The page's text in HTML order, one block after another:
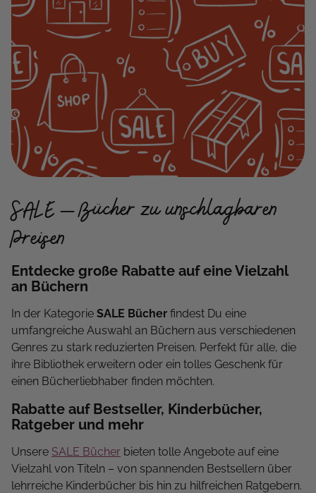
SALE – Bücher zu unschlagbaren
Preisen
Entdecke große Rabatte auf eine Vielzahl
an Büchern
In der Kategorie SALE Bücher findest Du eine
umfangreiche Auswahl an Büchern aus verschiedenen
Genres zu stark reduzierten Preisen. Perfekt für alle, die
ihre Bibliothek erweitern oder ein tolles Geschenk für
einen Bücherliebhaber finden möchten.
Rabatte auf Bestseller, Kinderbücher,
Ratgeber und mehr
Unsere SALE Bücher bieten tolle Angebote auf eine
Vielzahl von Titeln – von spannenden Bestsellern über
lehrreiche Kinderbücher bis hin zu hilfreichen Ratgebern.